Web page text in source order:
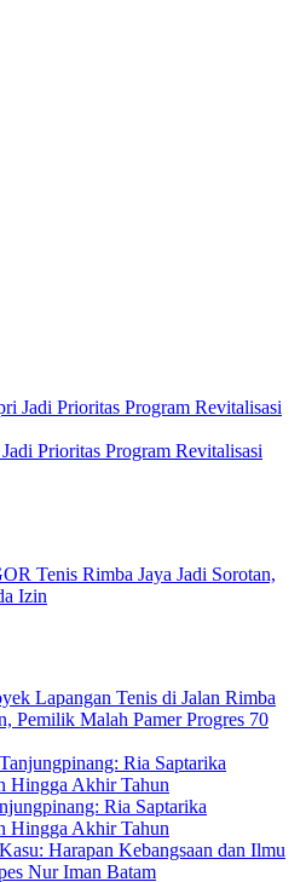
Prioritas Program Revitalisasi
Tenis Rimba Jaya Jadi Sorotan,
Izin
Lapangan Tenis di Jalan Rimba
Pemilik Malah Pamer Progres 70
Ria Saptarika
Hingga Akhir Tahun